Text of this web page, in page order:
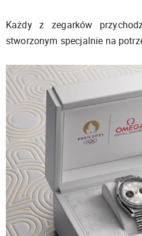
Każdy z zegarków
stworzonym specjalnie na